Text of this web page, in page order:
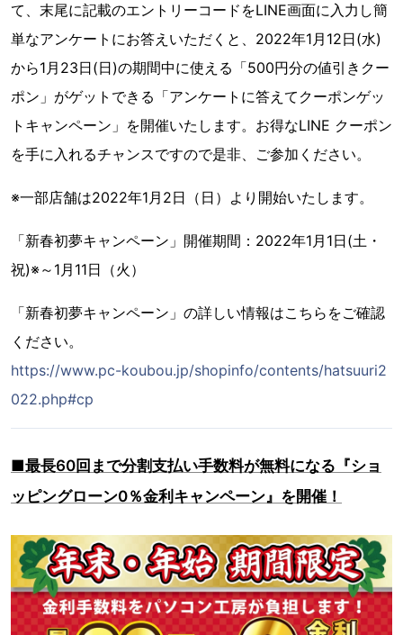
て、末尾に記載のエントリーコードをLINE画面に入力し簡
単なアンケートにお答えいただくと、2022年1月12日(水)
から1月23日(日)の期間中に使える「500円分の値引きクー
ポン」がゲットできる「アンケートに答えてクーポンゲッ
トキャンペーン」を開催いたします。お得なLINE クーポン
を手に入れるチャンスですので是非、ご参加ください。
※一部店舗は2022年1月2日（日）より開始いたします。
「新春初夢キャンペーン」開催期間：2022年1月1日(土・
祝)※～1月11日（火）
「新春初夢キャンペーン」の詳しい情報はこちらをご確認
ください。
https://www.pc-koubou.jp/shopinfo/contents/hatsuuri2
022.php#cp
■最長60回まで分割支払い手数料が無料になる『ショ
ッピングローン0％金利キャンペーン』を開催！